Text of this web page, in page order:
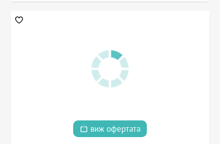
виж офертата